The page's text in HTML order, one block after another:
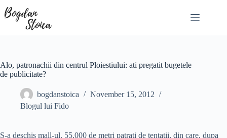
to
content
Alo, patronachii din centrul Ploiestiului: ati pregatit bugetele
de publicitate?
bogdanstoica
November 15, 2012
Blogul lui Fido
S-a deschis mall-ul. 55.000 de metri patrati de tentatii, din care, dupa